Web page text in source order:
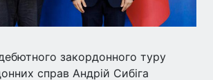
закордонного туру
справ Андрій Сибіга